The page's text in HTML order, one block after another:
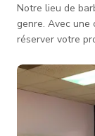
Notre lieu de
genre. Avec une
réserver votre
profiter d'une
barbecue texan,
équipe
grands et